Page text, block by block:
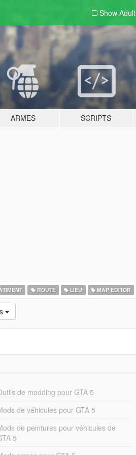
Show Adult
ARMES SCRIPTS
ROUTE LIEU MAP EDITOR
de modding pour GTA 5
de véhicules pour GTA 5
de peintures pour véhicules de
5